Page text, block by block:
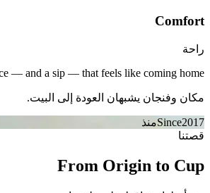
Comfort
راحة
— and a sip — that feels like coming home.
مكان وفنجان يشبهان العودة إلى البيت.
Since2017
منذ
قصتنا
From Origin to Cup